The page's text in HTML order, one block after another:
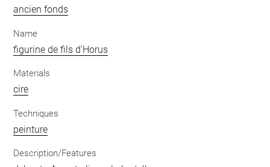
ancien fonds
Name
figurine de fils d'Horus
Materials
cire
Techniques
peinture
Description/Features